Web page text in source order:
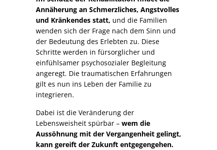
Annäherung an Schmerzliches, Angstvolles
und Kränkendes statt, und die Familien
wenden sich der Frage nach dem Sinn und
der Bedeutung des Erlebten zu. Diese
Schritte werden in fürsorglicher und
einfühlsamer psychosozialer Begleitung
angeregt. Die traumatischen Erfahrungen
gilt es nun ins Leben der Familie zu
integrieren.
Dabei ist die Veränderung der
Lebensweisheit spürbar – wem die
Aussöhnung mit der Vergangenheit gelingt,
kann gereift der Zukunft entgegengehen.